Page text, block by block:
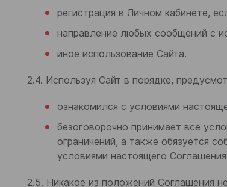
регистрация в Личном кабинете,
направление любых сообщений с
иное использование Сайта.
2.4. Используя Сайт в порядке,
ознакомился с условиями
безоговорочно принимает все
ограничений, а также обязуется
условиями настоящего
2.5. Никакое из положений Соглашения